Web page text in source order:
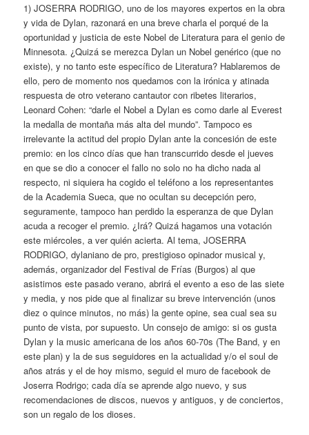
1) JOSERRA RODRIGO, uno de los mayores expertos en la obra
y vida de Dylan, razonará en una breve charla el porqué de la
oportunidad y justicia de este Nobel de Literatura para el genio de
Minnesota. ¿Quizá se merezca Dylan un Nobel genérico (que no
existe), y no tanto este específico de Literatura? Hablaremos de
ello, pero de momento nos quedamos con la irónica y atinada
respuesta de otro veterano cantautor con ribetes literarios,
Leonard Cohen: “darle el Nobel a Dylan es como darle al Everest
la medalla de montaña más alta del mundo”. Tampoco es
irrelevante la actitud del propio Dylan ante la concesión de este
premio: en los cinco días que han transcurrido desde el jueves
en que se dio a conocer el fallo no solo no ha dicho nada al
respecto, ni siquiera ha cogido el teléfono a los representantes
de la Academia Sueca, que no ocultan su decepción pero,
seguramente, tampoco han perdido la esperanza de que Dylan
acuda a recoger el premio. ¿Irá? Quizá hagamos una votación
este miércoles, a ver quién acierta. Al tema, JOSERRA
RODRIGO, dylaniano de pro, prestigioso opinador musical y,
además, organizador del Festival de Frías (Burgos) al que
asistimos este pasado verano, abrirá el evento a eso de las siete
y media, y nos pide que al finalizar su breve intervención (unos
diez o quince minutos, no más) la gente opine, sea cual sea su
punto de vista, por supuesto. Un consejo de amigo: si os gusta
Dylan y la music americana de los años 60-70s (The Band, y en
este plan) y la de sus seguidores en la actualidad y/o el soul de
años atrás y el de hoy mismo, seguid el muro de facebook de
Joserra Rodrigo; cada día se aprende algo nuevo, y sus
recomendaciones de discos, nuevos y antiguos, y de conciertos,
son un regalo de los dioses.